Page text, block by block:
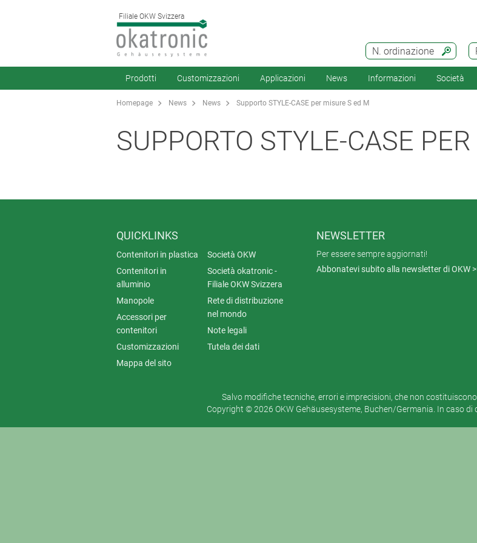
Filiale OKW Svizzera
N. ordinazione
Prodotti Customizzazioni Applicazioni News Informazioni Società
Homepage News News Supporto STYLE-CASE per misure S ed M
SUPPORTO STYLE-CASE
QUICKLINKS
Contenitori in plastica
Contenitori in
alluminio
Manopole
Accessori per
contenitori
Customizzazioni
Mappa del sito
Società OKW
Società okatronic -
Filiale OKW Svizzera
Rete di distribuzione
nel mondo
Note legali
Tutela dei dati
NEWSLETTER
Per essere sempre aggiornati!
Abbonatevi subito alla newsletter di OKW
Salvo modifiche tecniche, errori e imprecisioni, che non
Copyright © 2026 OKW Gehäusesysteme, Buchen/Germania. In caso di